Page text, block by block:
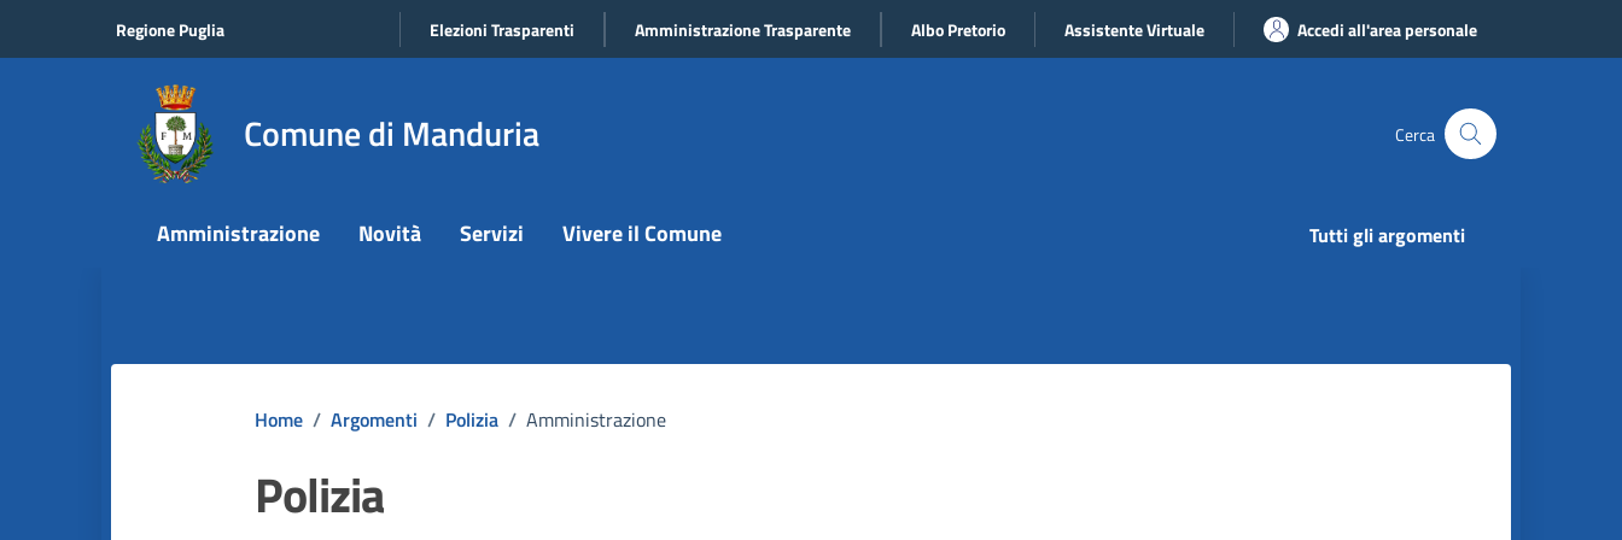
Regione Puglia Elezioni Trasparenti Amministrazione Trasparente Albo Pretorio Assistente Virtuale Accedi all'area personale
Comune di Manduria Cerca
Amministrazione Novità Servizi Vivere il Comune Tutti gli argomenti
Home / Argomenti / Polizia / Amministrazione
Polizia